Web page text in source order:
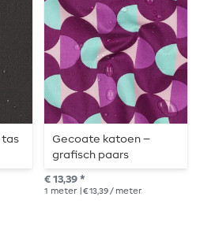
tas
Gecoate katoen –
grafisch paars
€ 13,39 *
1 meter | € 13,39 / meter